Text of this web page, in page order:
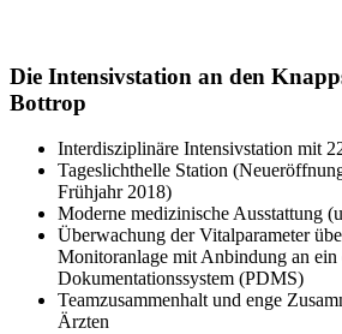
Die Intensivstation an den
Bottrop
Interdisziplinäre Intensivstation mit
Tageslichthelle Station
Frühjahr 2018)
Moderne medizinische Ausstattung
Überwachung der Vitalparameter
Monitoranlage mit Anbindung an ein
Dokumentationssystem (PDMS)
Teamzusammenhalt und enge
Ärzten